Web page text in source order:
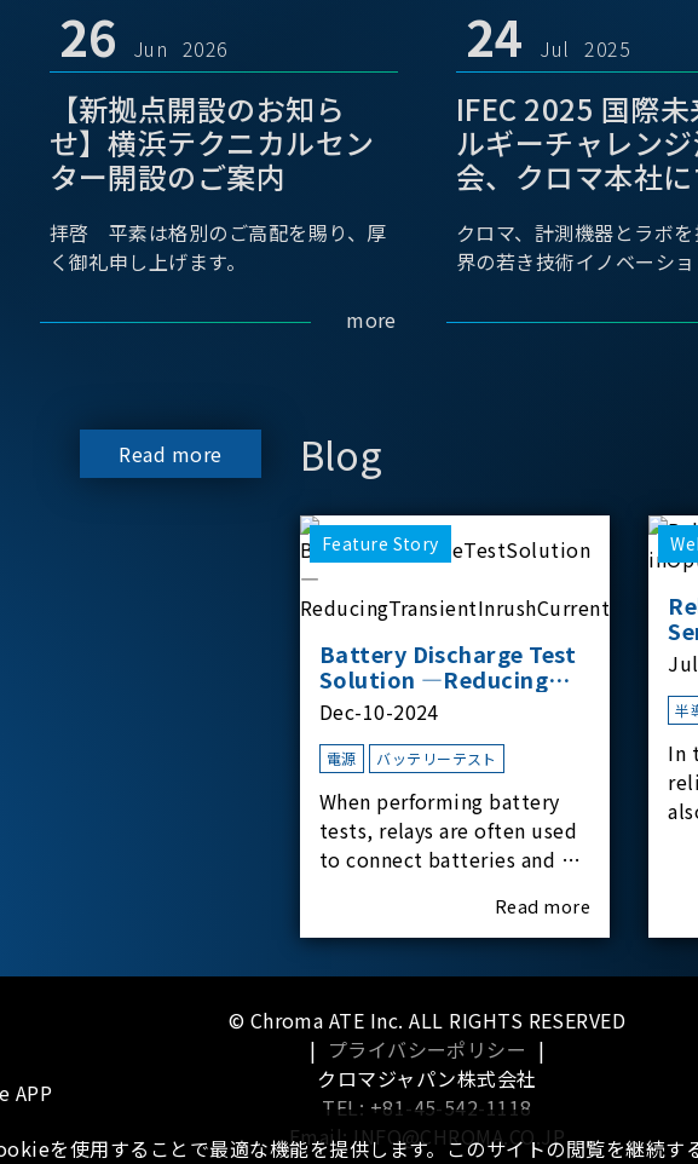
26 Jun 2026
【新拠点開設のお知ら
せ】横浜テクニカルセン
ター開設のご案内
拝啓 平素は格別のご高配を賜り、厚
く御礼申し上げます。
more
24 Jul 2025
IFEC 2025 国際
ルギーチャレン
会、クロマ本社
クロマ、計測機器とラボ
界の若き技術イノベーシ
Read more Blog
Feature Story
Battery Discharge Test
Solution —Reducing
Transient Inrush
Current
Dec-10-2024
電源 バッテリーテスト
When performing battery
tests, relays are often used
to connect batteries and bi-
supplies. What happens the
moment the relay is
switched?The Chroma
experimental equipment
for this study.provides an
applicati
Read more
半
In
APP
© Chroma ATE Inc. ALL RIGHTS RESERVED
| プライバシーポリシー |
クロマジャパン株式会社
TEL: +81-45-542-1118
Email: INFO@CHROMA.CO.JP
を使用することで最適な機能を提供します。このサイトの閲覧を継続